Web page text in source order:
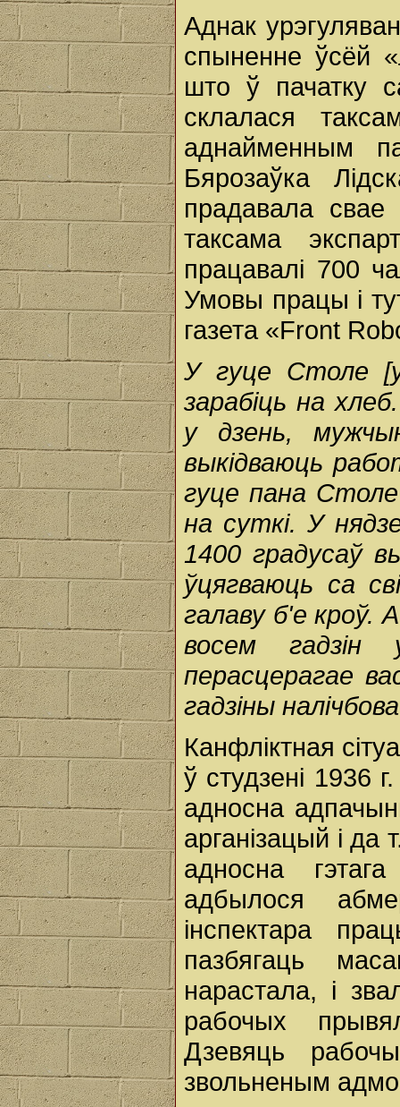
Аднак
спыненне ўсёй
што ў пачатку
склалася
аднайменным
Бярозаўка
прадавала
таксама
працавалі 700
Умовы працы і
газета «Front
У гуце Столе
зарабіць на
у дзень,
выкідваюць
гуце пана Столе
на суткі. У
1400 градусаў
ўцягваюць са
галаву б'е кроў.
восем
перасцерагае
гадзіны
Канфліктная
ў студзені 1936
адносна
арганізацый і
адносна
адбылося
інспектара
пазбягаць
нарастала, і
рабочых
Дзевяць
звольненым